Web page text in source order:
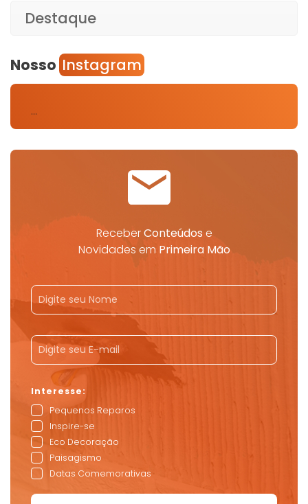
Destaque
Nosso Instagram
…
ReceberConteúdose
Novidades em Primeira Mão
Pequenos Reparos
Inspire-se
Eco Decoração
Paisagismo
Datas Comemorativas